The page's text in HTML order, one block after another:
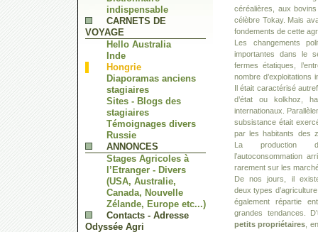
indispensable
CARNETS DE
VOYAGE
Hello Australia
Inde
Hongrie
Diaporamas anciens
stagiaires
Sites - Blogs des
stagiaires
Témoignages divers
Russie
ANNONCES
Stages Agricoles à
l’Etranger - Divers
(USA, Australie,
Canada, Nouvelle
Zélande, Europe etc...)
Contacts - Adresse
Odyssée Agri
céréalières, aux
célèbre Tokay. Mais
fondements de cette
Les changements
importantes dans le
fermes étatiques,
nombre d’exploitations
Il était caractérisé
d’état ou kolkhoz,
internationaux.
subsistance était
par les habitants des
La production
l’autoconsommation
rarement sur les
De nos jours, il
deux types
également répartie
grandes tendances.
petits propriétaires ,